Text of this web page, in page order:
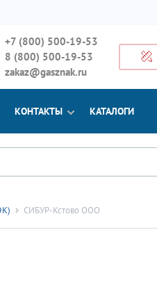
+7 (800) 500-19-53
8 (800) 500-19-53
zakaz@gasznak.ru
КОНТАКТЫ КАТАЛОГИ
СИБУР-Кстово ООО